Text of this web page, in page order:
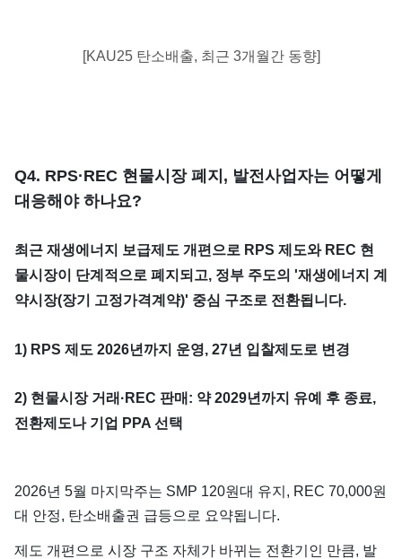
[KAU25 탄소배출, 최근 3개월간 동향]
​Q4. RPS·REC 현물시장 폐지, 발전사업자는 어떻게
대응해야 하나요?
최근 재생에너지 보급제도 개편으로 RPS 제도와 REC 현
물시장이 단계적으로 폐지되고, 정부 주도의 '재생에너지 계
약시장(장기 고정가격계약)' 중심 구조로 전환됩니다.
1) RPS 제도 2026년까지 운영, 27년 입찰제도로 변경
2) 현물시장 거래·REC 판매: 약 2029년까지 유예 후 종료,
전환제도나 기업 PPA 선택
​2026년 5월 마지막주는 SMP 120원대 유지, REC 70,000원
대 안정, 탄소배출권 급등으로 요약됩니다.
제도 개편으로 시장 구조 자체가 바뀌는 전환기인 만큼, 발